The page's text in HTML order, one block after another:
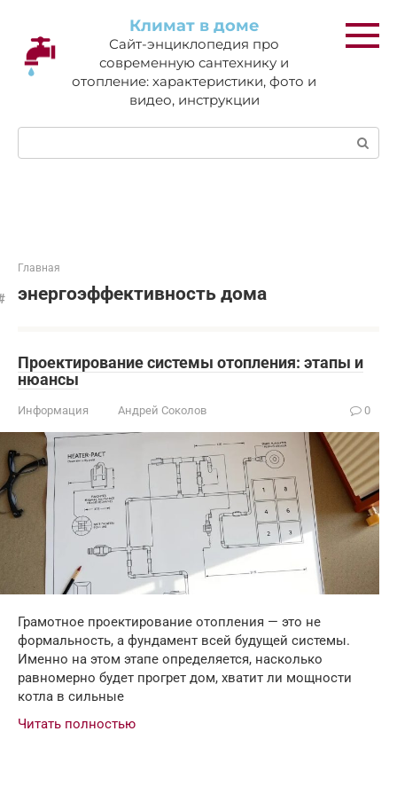
контенту
Климат в доме
Сайт-энциклопедия про
современную сантехнику и
отопление: характеристики, фото и
видео, инструкции
Поиск:
Главная
энергоэффективность дома
Проектирование системы отопления: этапы и
нюансы
Информация Андрей Соколов 0
Грамотное проектирование отопления — это не
формальность, а фундамент всей будущей системы.
Именно на этом этапе определяется, насколько
равномерно будет прогрет дом, хватит ли мощности
котла в сильные
Читать полностью